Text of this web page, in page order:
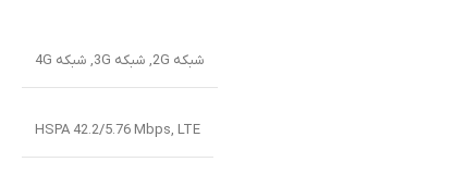
شبکه 2G , شبکه 3G , شبکه 4G
HSPA 42.2/5.76 Mbps, LTE